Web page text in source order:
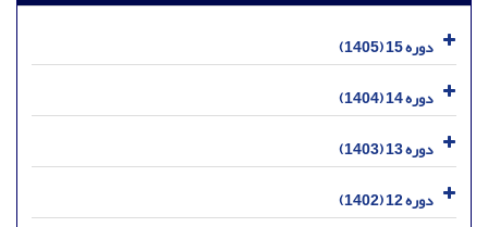
دوره 15 (1405)
دوره 14 (1404)
دوره 13 (1403)
دوره 12 (1402)